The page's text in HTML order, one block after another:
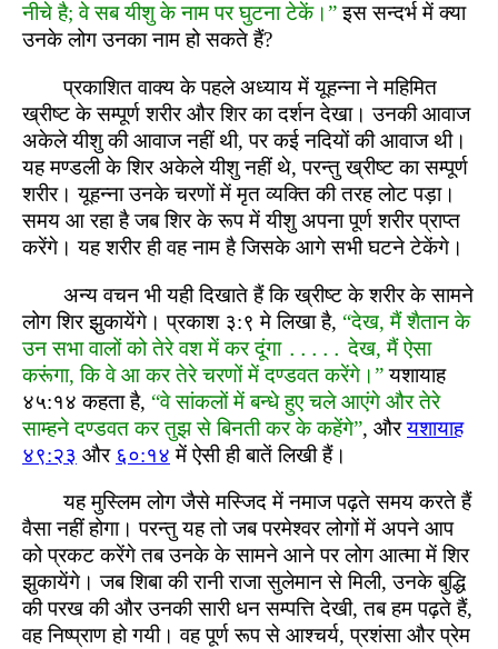
नीचे है; वे सब यीशु के नाम पर घुटना टेकें।”इस सन्दर्भ में क्या
उनके लोग उनका नाम हो सकते हैं?
प्रकाशित वाक्य के पहले अध्याय में यूहन्ना ने महिमित
ख्रीष्ट के सम्पूर्ण शरीर और शिर का दर्शन देखा। उनकी आवाज
अकेले यीशु की आवाज नहीं थी, पर कई नदियों की आवाज थी।
यह मण्डली के शिर अकेले यीशु नहीं थे, परन्तु ख्रीष्ट का सम्पूर्ण
शरीर। यूहन्ना उनके चरणों में मृत व्यक्ति की तरह लोट पड़ा।
समय आ रहा है जब शिर के रूप में यीशु अपना पूर्ण शरीर प्राप्त
करेंगे। यह शरीर ही वह नाम है जिसके आगे सभी घटने टेकेंगे।
अन्य वचन भी यही दिखाते हैं कि ख्रीष्ट के शरीर के सामने
लोग शिर झुकायेंगे। प्रकाश ३:९ मे लिखा है, “देख, मैं शैतान के
उन सभा वालों को तेरे वश में कर दूंगा ․․․․․ देख, मैं ऐसा
करूंगा, कि वे आ कर तेरे चरणों में दण्डवत करेंगे।”यशायाह
४५:१४ कहता है, “वे सांकलों में बन्धे हुए चले आएंगे और तेरे
साम्हने दण्डवत कर तुझ से बिनती कर के कहेंगे”, औरयशायाह
४९:२३ और ६०:१४ में ऐसी ही बातें लिखी हैं।
यह मुस्लिम लोग जैसे मस्जिद में नमाज पढ़ते समय करते हैं
वैसा नहीं होगा। परन्तु यह तो जब परमेश्वर लोगों में अपने आप
को प्रकट करेंगे तब उनके के सामने आने पर लोग आत्मा में शिर
झुकायेंगे। जब शिबा की रानी राजा सुलेमान से मिली, उनके बुद्धि
की परख की और उनकी सारी धन सम्पत्ति देखी, तब हम पढ़ते हैं,
वह निष्प्राण हो गयी। वह पूर्ण रूप से आश्चर्य, प्रशंसा और प्रेम